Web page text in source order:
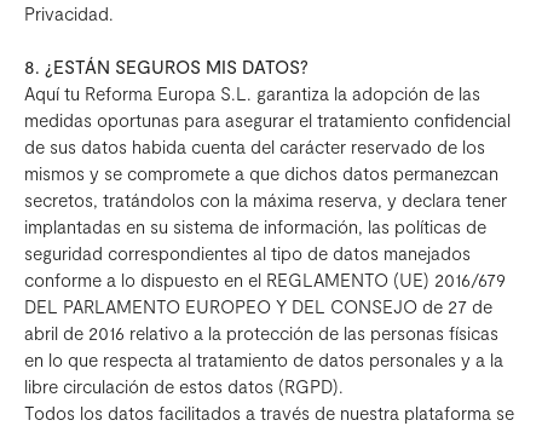
Privacidad.
8. ¿ESTÁN SEGUROS MIS DATOS?
Aquí tu Reforma Europa S.L. garantiza la adopción de las
medidas oportunas para asegurar el tratamiento confidencial
de sus datos habida cuenta del carácter reservado de los
mismos y se compromete a que dichos datos permanezcan
secretos, tratándolos con la máxima reserva, y declara tener
implantadas en su sistema de información, las políticas de
seguridad correspondientes al tipo de datos manejados
conforme a lo dispuesto en el REGLAMENTO (UE) 2016/679
DEL PARLAMENTO EUROPEO Y DEL CONSEJO de 27 de
abril de 2016 relativo a la protección de las personas físicas
en lo que respecta al tratamiento de datos personales y a la
libre circulación de estos datos (RGPD).
Todos los datos facilitados a través de nuestra plataforma se